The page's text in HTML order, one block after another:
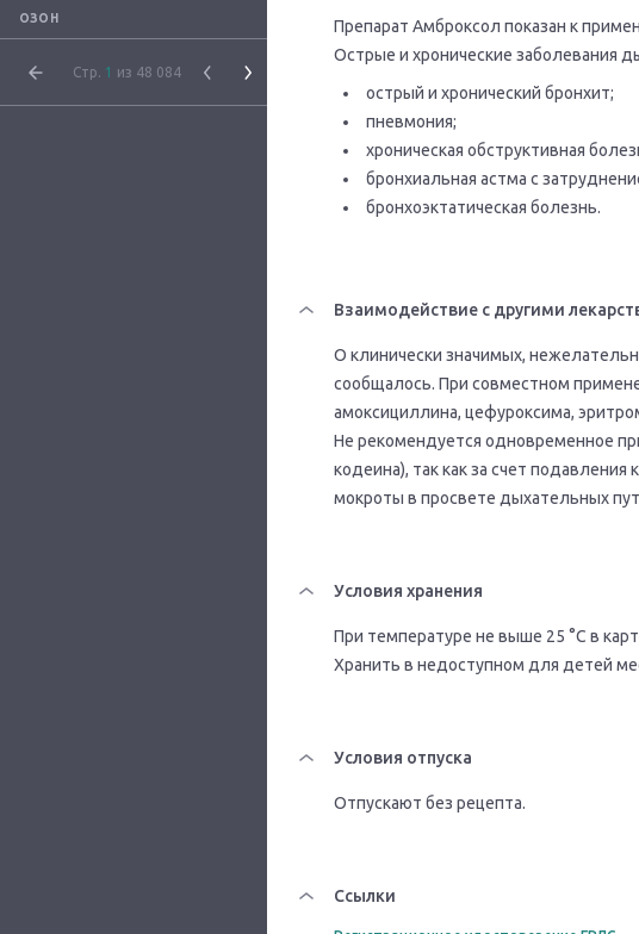
ОЗОН
Стр. 1 из 48 084
Препарат Амброксол показан к
Острые и хронические заболевания
острый и хронический бронхит;
пневмония;
хроническая обструктивная
бронхиальная астма с
бронхоэктатическая болезнь.
Взаимодействие с другими
О клинически значимых,
сообщалось. При совместном
амоксициллина, цефуроксима,
Не рекомендуется одновременное
кодеина), так как за счет
мокроты в просвете дыхательных
Условия хранения
При температуре не выше 25 °С в
Хранить в недоступном для детей
Условия отпуска
Отпускают без рецепта.
Ссылки